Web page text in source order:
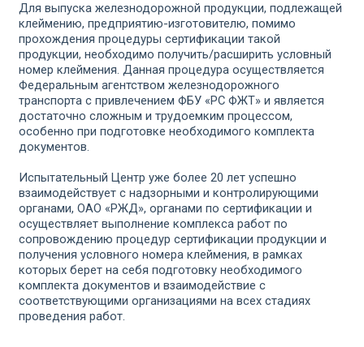
Для выпуска железнодорожной продукции, подлежащей
клеймению, предприятию-изготовителю, помимо
прохождения процедуры сертификации такой
продукции, необходимо получить/расширить условный
номер клеймения. Данная процедура осуществляется
Федеральным агентством железнодорожного
транспорта с привлечением ФБУ «РС ФЖТ» и является
достаточно сложным и трудоемким процессом,
особенно при подготовке необходимого комплекта
документов.
Испытательный Центр уже более 20 лет успешно
взаимодействует с надзорными и контролирующими
органами, ОАО «РЖД», органами по сертификации и
осуществляет выполнение комплекса работ по
сопровождению процедур сертификации продукции и
получения условного номера клеймения, в рамках
которых берет на себя подготовку необходимого
комплекта документов и взаимодействие с
соответствующими организациями на всех стадиях
проведения работ.